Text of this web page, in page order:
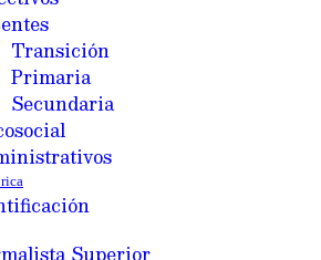
Transición
Primaria
Secundaria
Superior